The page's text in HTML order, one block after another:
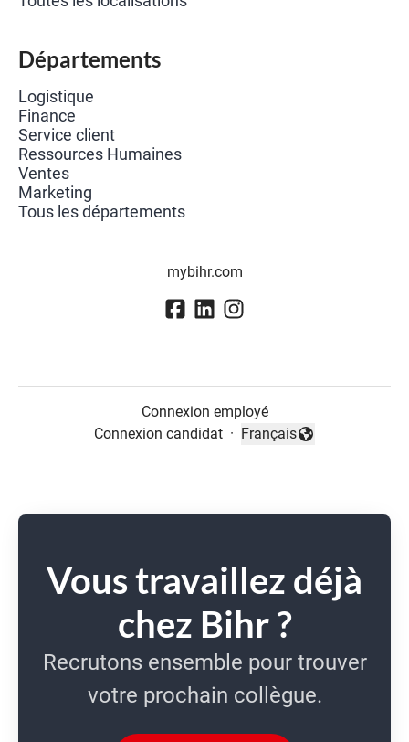
Départements
Logistique
Finance
Service client
Ressources Humaines
Ventes
Marketing
Tous les départements
mybihr.com
Connexion employé
Connexion candidat ·
Changer la langue
Français
Vous travaillez déjà
chez Bihr ?
Recrutons ensemble pour trouver
votre prochain collègue.